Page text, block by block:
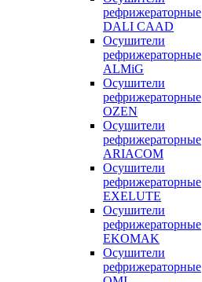
рефрижераторные
DALI CAAD
Осушители
рефрижераторные
ALMiG
Осушители
рефрижераторные
OZEN
Осушители
рефрижераторные
ARIACOM
Осушители
рефрижераторные
EXELUTE
Осушители
рефрижераторные
EKOMAK
Осушители
рефрижераторные